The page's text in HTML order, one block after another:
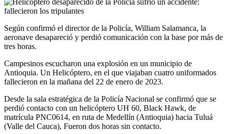
Según confirmó el director de la Policía, William Salamanca, la
aeronave desapareció y perdió comunicación con la base por más de
tres horas.
Campesinos escucharon una explosión en un municipio de
Antioquia. Un Helicóptero, en el que viajaban cuatro uniformados
fallecieron en la mañana del 22 de enero de 2023.
Desde la sala estratégica de la Policía Nacional se confirmó que se
perdió contacto con un helicóptero UH 60, Black Hawk, de
matrícula PNC0614, en ruta de Medellín (Antioquia) hacia Tuluá
(Valle del Cauca), Fueron dos horas sin contacto.